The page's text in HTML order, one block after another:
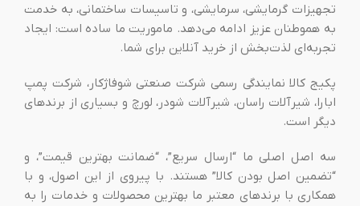
تجهیزات گرمایشی، سرمایشی، و تاسیسات ساختمانی، به خدمت
به هموطنان عزیز ادامه می‌دهد. ماموریت ما ساده است: ایجاد
تجربه‌ای لذت‌بخش از خرید آنلاین برای شما.
پکیج کالا نمایندگی رسمی شرکت صنعتی شوفاژکار، شرکت پمپ
ابارا، شیرآلات راسان، شیرآلات شودر، لورچ و بسیاری از برندهای
دیگر است.
سه اصل اصلی ما “ارسال سریع”، “ضمانت بهترین قیمت”، و
“تضمین اصل بودن کالا” هستند. با پیروی از این اصول، و با
همکاری با برندهای معتبر ما بهترین محصولات و خدمات را به